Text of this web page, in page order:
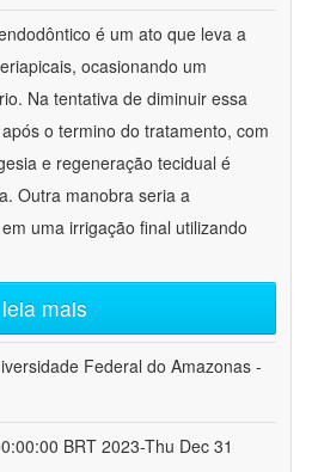
é um ato que leva a
ocasionando um
Na tentativa de diminuir essa
o termino do tratamento, com
e regeneração tecidual é
Outra manobra seria a
uma irrigação final utilizando
leia mais
Federal do Amazonas -
BRT 2023-Thu Dec 31